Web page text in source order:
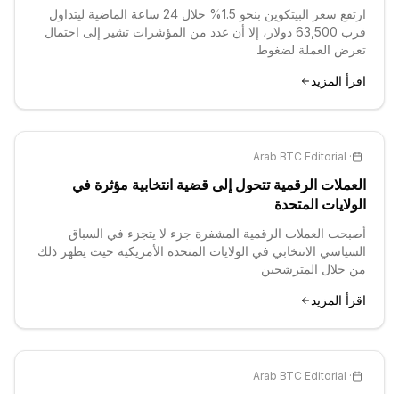
ارتفع سعر البيتكوين بنحو 1.5% خلال 24 ساعة الماضية ليتداول
قرب 63,500 دولار، إلا أن عدد من المؤشرات تشير إلى احتمال
تعرض العملة لضغوط
اقرأ المزيد
·
Arab BTC Editorial
العملات الرقمية تتحول إلى قضية انتخابية مؤثرة في
الولايات المتحدة
أصبحت العملات الرقمية المشفرة جزء لا يتجزء في السباق
السياسي الانتخابي في الولايات المتحدة الأمريكية حيث يظهر ذلك
من خلال المترشحين
اقرأ المزيد
·
Arab BTC Editorial